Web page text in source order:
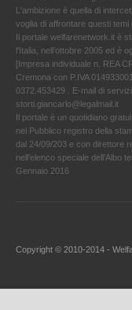
L'ambizione è quella di
voglia di affrontare questi
Il portale welfarenetwork.it è
l'Italia, nell’ottobre 2005 ed è
[Impresa individuale n. REA
Cremona con P.IVA
0372.453429 . E-mail di
storti.giancarlo@legalmail.it
Il portale è un quotidiano
nel Pubblico registro della
dal 24/09/203 e con direttore
nell’elenco speciale dell’Albo
Gennaio 2016
Copyright © 2010-2014 -